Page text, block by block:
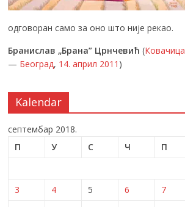
одговоран само за оно што није рекао.
Бранислав „Брана” Црнчевић (Ковачица
— Београд, 14. април 2011 )
Kalendar
септембар 2018.
П
У С Ч П
3
4 5 6 7